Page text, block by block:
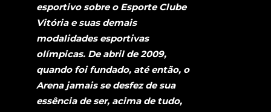
esportivo sobre o Esporte Clube
Vitória e suas demais
modalidades esportivas
olímpicas. De abril de 2009,
quando foi fundado, até então, o
Arena jamais se desfez de sua
essência de ser, acima de tudo,